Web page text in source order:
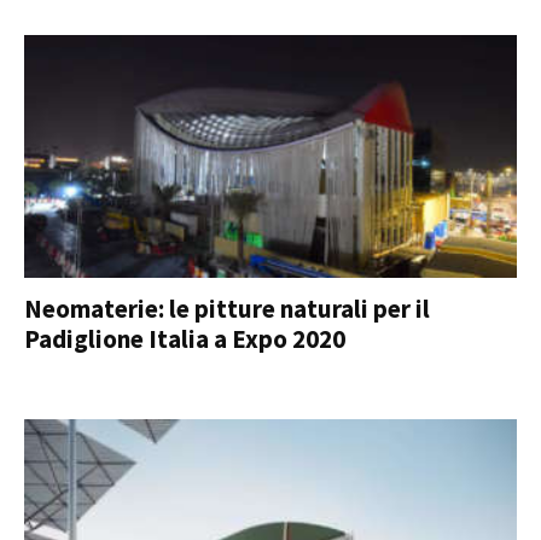
Neomaterie: le pitture naturali per il
Padiglione Italia a Expo 2020